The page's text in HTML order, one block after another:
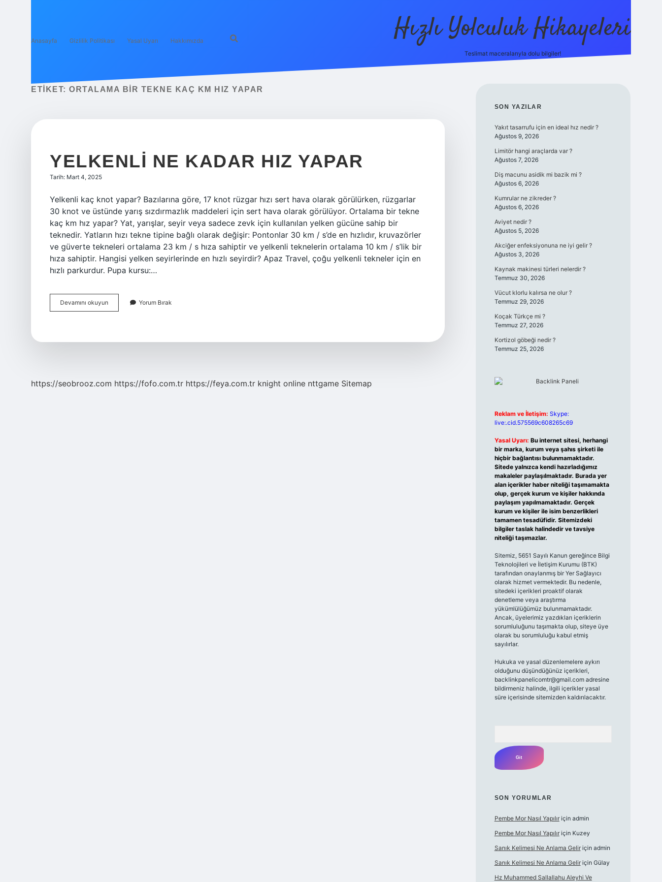
Anasayfa Gizlilik Politikası Yasal Uyarı Hakkımızda Hızlı Yolculuk Hikayeleri
Teslimat maceralarıyla dolu bilgiler!
ETIKET: ORTALAMA BIR TEKNE KAÇ KM HIZ YAPAR
YELKENLI NE KADAR HIZ YAPAR
Tarih: Mart 4, 2025
Yelkenli kaç knot yapar? Bazılarına göre, 17 knot rüzgar hızı sert hava olarak görülürken, rüzgarlar
30 knot ve üstünde yarış sızdırmazlık maddeleri için sert hava olarak görülüyor. Ortalama bir tekne
kaç km hız yapar? Yat, yarışlar, seyir veya sadece zevk için kullanılan yelken gücüne sahip bir
teknedir. Yatların hızı tekne tipine bağlı olarak değişir: Pontonlar 30 km / s’de en hızlıdır, kruvazörler
ve güverte tekneleri ortalama 23 km / s hıza sahiptir ve yelkenli teknelerin ortalama 10 km / s’lik bir
hıza sahiptir. Hangisi yelken seyirlerinde en hızlı seyirdir? Apaz Travel, çoğu yelkenli tekneler için en
hızlı parkurdur. Pupa kursu:…
Devamını okuyun
Ne
Yorum Bırak
https://seobrooz.com https://fofo.com.tr https://feya.com.tr knight online nttgame Sitemap
SIDEBAR
SON YAZILAR
Yakıt tasarrufu için en ideal hız nedir ?
Ağustos 9, 2026
Limitör hangi araçlarda var ?
Ağustos 7, 2026
Diş macunu asidik mi bazik mi ?
Ağustos 6, 2026
Kumrular ne zikreder ?
Ağustos 6, 2026
Aviyet nedir ?
Ağustos 5, 2026
Akciğer enfeksiyonuna ne iyi gelir ?
Ağustos 3, 2026
Kaynak makinesi türleri nelerdir ?
Temmuz 30, 2026
Vücut klorlu kalırsa ne olur ?
Temmuz 29, 2026
Koçak Türkçe mi ?
Temmuz 27, 2026
Kortizol göbeği nedir ?
Temmuz 25, 2026
Reklam ve İletişim: Skype:
live:.cid.575569c608265c69
Yasal Uyarı: Bu internet sitesi, herhangi
bir marka, kurum veya şahıs şirketi ile
hiçbir bağlantısı bulunmamaktadır.
Sitede yalnızca kendi hazırladığımız
makaleler paylaşılmaktadır. Burada yer
alan içerikler haber niteliği taşımamakta
olup, gerçek kurum ve kişiler hakkında
paylaşım yapılmamaktadır. Gerçek
kurum ve kişiler ile isim benzerlikleri
tamamen tesadüfidir. Sitemizdeki
bilgiler taslak halindedir ve tavsiye
niteliği taşımazlar.
Sitemiz, 5651 Sayılı Kanun gereğince Bilgi
Teknolojileri ve İletişim Kurumu (BTK)
tarafından onaylanmış bir Yer Sağlayıcı
olarak hizmet vermektedir. Bu nedenle,
sitedeki içerikleri proaktif olarak
denetleme veya araştırma
yükümlülüğümüz bulunmamaktadır.
Ancak, üyelerimiz yazdıkları içeriklerin
sorumluluğunu taşımakta olup, siteye üye
olarak bu sorumluluğu kabul etmiş
sayılırlar.
Hukuka ve yasal düzenlemelere aykırı
olduğunu düşündüğünüz içerikleri,
backlinkpanelicomtr@gmail.comadresine
bildirmeniz halinde, ilgili içerikler yasal
süre içerisinde sitemizden kaldırılacaktır.
SON YORUMLAR
Pembe Mor Nasıl Yapılıriçin admin
Pembe Mor Nasıl Yapılıriçin Kuzey
Sanık Kelimesi Ne Anlama Geliriçin admin
Sanık Kelimesi Ne Anlama Geliriçin Gülay
Hz Muhammed Sallallahu Aleyhi Ve